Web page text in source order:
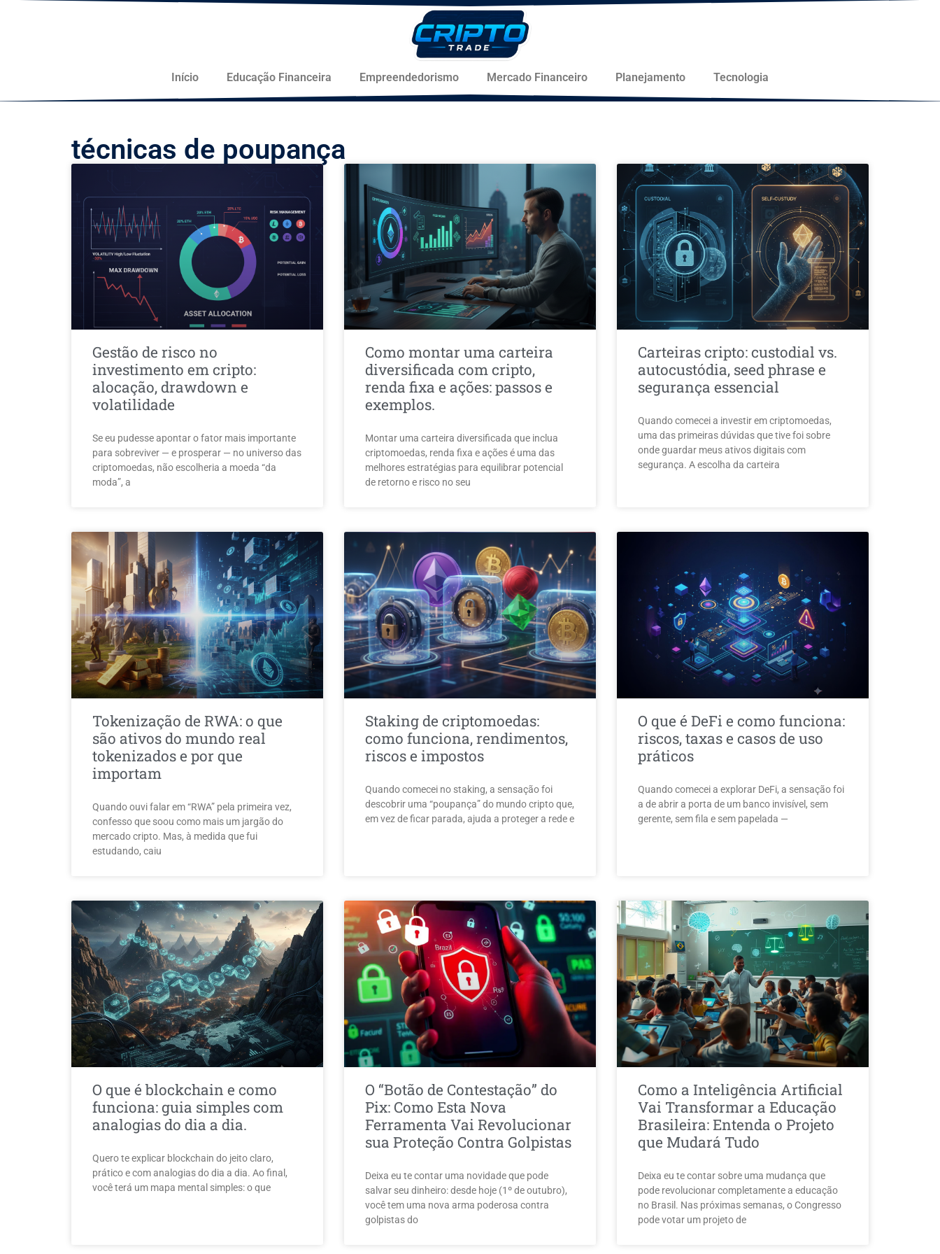
Início Educação Financeira Empreendedorismo Mercado Financeiro Planejamento Tecnologia
técnicas de poupança
Gestão de risco no
investimento em cripto:
alocação, drawdown e
volatilidade
Se eu pudesse apontar o fator mais importante
para sobreviver — e prosperar — no universo das
criptomoedas, não escolheria a moeda “da
moda”, a
Como montar uma carteira
diversificada com cripto,
renda fixa e ações: passos e
exemplos.
Montar uma carteira diversificada que inclua
criptomoedas, renda fixa e ações é uma das
melhores estratégias para equilibrar potencial
de retorno e risco no seu
Carteiras cripto: custodial vs.
autocustódia, seed phrase e
segurança essencial
Quando comecei a investir em criptomoedas,
uma das primeiras dúvidas que tive foi sobre
onde guardar meus ativos digitais com
segurança. A escolha da carteira
Tokenização de RWA: o que
são ativos do mundo real
tokenizados e por que
importam
Quando ouvi falar em “RWA” pela primeira vez,
confesso que soou como mais um jargão do
mercado cripto. Mas, à medida que fui
estudando, caiu
Staking de criptomoedas:
como funciona, rendimentos,
riscos e impostos
Quando comecei no staking, a sensação foi
descobrir uma “poupança” do mundo cripto que,
em vez de ficar parada, ajuda a proteger a rede e
O que é DeFi e como funciona:
riscos, taxas e casos de uso
práticos
Quando comecei a explorar DeFi, a sensação foi
a de abrir a porta de um banco invisível, sem
gerente, sem fila e sem papelada —
O que é blockchain e como
funciona: guia simples com
analogias do dia a dia.
Quero te explicar blockchain do jeito claro,
prático e com analogias do dia a dia. Ao final,
você terá um mapa mental simples: o que
O “Botão de Contestação” do
Pix: Como Esta Nova
Ferramenta Vai Revolucionar
sua Proteção Contra Golpistas
Deixa eu te contar uma novidade que pode
salvar seu dinheiro: desde hoje (1º de outubro),
você tem uma nova arma poderosa contra
golpistas do
Como a Inteligência Artificial
Vai Transformar a Educação
Brasileira: Entenda o Projeto
que Mudará Tudo
Deixa eu te contar sobre uma mudança que
pode revolucionar completamente a educação
no Brasil. Nas próximas semanas, o Congresso
pode votar um projeto de